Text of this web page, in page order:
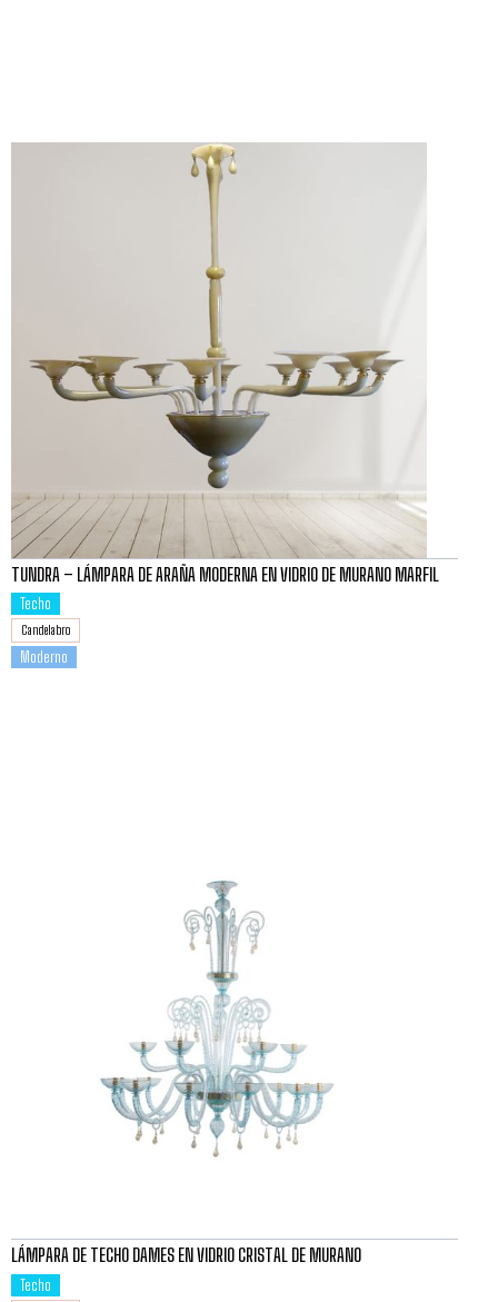
TUNDRA – LÁMPARA DE ARAÑA MODERNA EN VIDRIO DE MURANO MARFIL
Techo
Candelabro
Moderno
LÁMPARA DE TECHO DAMES EN VIDRIO CRISTAL DE MURANO
Techo